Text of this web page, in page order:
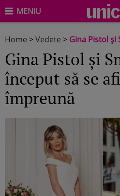
MENIU
Home >Vedete > Gina Pistol și
Gina Pistol și
început să se
împreună